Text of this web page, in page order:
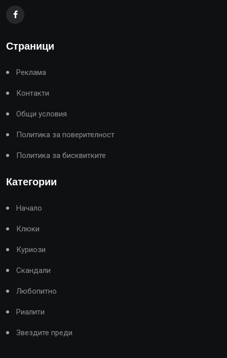
Страници
Реклама
Контакти
Общи условия
Политика за поверителност
Политика за бисквитките
Категории
Начало
Клюки
Куриози
Скандали
Любопитно
Риалити
Звездите преди